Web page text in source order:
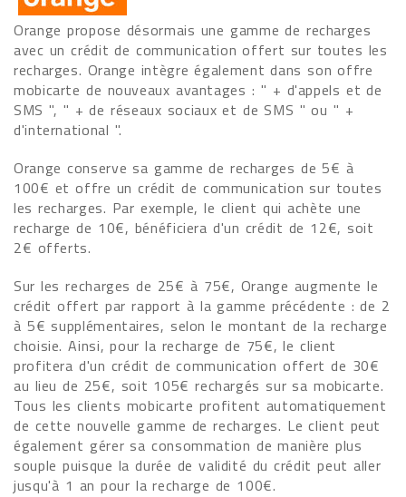
Orange propose désormais une gamme de recharges
avec un crédit de communication offert sur toutes les
recharges. Orange intègre également dans son offre
mobicarte de nouveaux avantages : " + d'appels et de
SMS ", " + de réseaux sociaux et de SMS " ou " +
d'international ".
Orange conserve sa gamme de recharges de 5€ à
100€ et offre un crédit de communication sur toutes
les recharges. Par exemple, le client qui achète une
recharge de 10€, bénéficiera d'un crédit de 12€, soit
2€ offerts.
Sur les recharges de 25€ à 75€, Orange augmente le
crédit offert par rapport à la gamme précédente : de 2
à 5€ supplémentaires, selon le montant de la recharge
choisie. Ainsi, pour la recharge de 75€, le client
profitera d'un crédit de communication offert de 30€
au lieu de 25€, soit 105€ rechargés sur sa mobicarte.
Tous les clients mobicarte profitent automatiquement
de cette nouvelle gamme de recharges. Le client peut
également gérer sa consommation de manière plus
souple puisque la durée de validité du crédit peut aller
jusqu'à 1 an pour la recharge de 100€.